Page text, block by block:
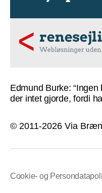
Edmund Burke:
der intet gjorde, fordi
© 2011-2026 Via
Cookie- og